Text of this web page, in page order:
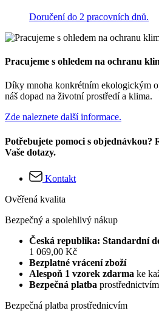
Doručení do 2 pracovních dnů.
Pracujeme s ohledem na ochranu
Díky mnoha konkrétním ekologickým
náš dopad na životní prostředí a klima.
Zde naleznete další informace.
Potřebujete pomoci s objednávkou?
Vaše dotazy.
Kontakt
Ověřená kvalita
Bezpečný a spolehlivý nákup
Česká republika: Standardní
1 069,00 Kč
Bezplatné vrácení zboží
Alespoň 1 vzorek zdarma ke
Bezpečná platba
Bezpečná platba prostřednicvím